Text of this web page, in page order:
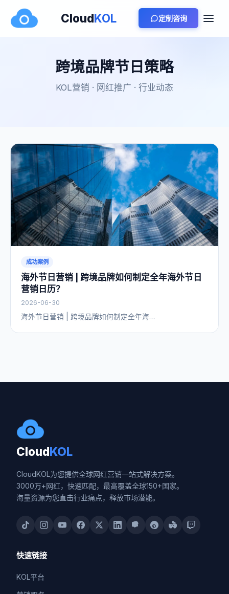
CloudKOL 定制咨询
跨境品牌节日策略
KOL营销 · 网红推广 · 行业动态
成功案例
海外节日营销 | 跨境品牌如何制定全年海外节日
营销日历？
2026-06-30
海外节日营销 | 跨境品牌如何制定全年海…
CloudKOL
CloudKOL为您提供全球网红营销一站式解决方案。
3000万+网红，快速匹配，最高覆盖全球150+国家。
海量资源为您直击行业痛点，释放市场潜能。
快速链接
KOL平台